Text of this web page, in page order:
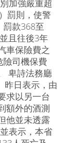
加強嚴重超
罰則，使警
罰款368至
且往後3年
車保險費之
險司機保費
卑詩法務廳
昨日表示，由
求以另一台
額外的酒測
他並未透露
表示，本省